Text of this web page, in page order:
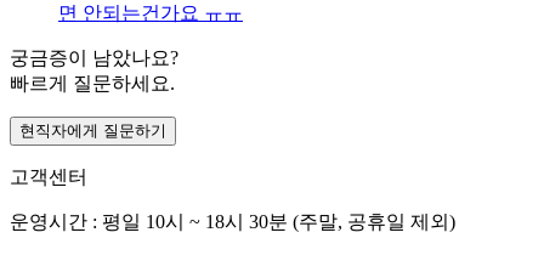
면 안되는건가요 ㅠㅠ
궁금증이 남았나요?
빠르게 질문하세요.
현직자에게 질문하기
고객센터
운영시간 : 평일 10시 ~ 18시 30분 (주말, 공휴일 제외)